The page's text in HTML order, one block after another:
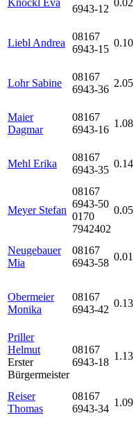
Knöckl Eva
6943-12
0.02
Liebl Andrea
08167
6943-15
0.10
Lohr Sabine
08167
6943-36
2.05
Maier
Dagmar
08167
6943-16
1.08
Mehl Erika
08167
6943-35
0.14
Meyer Stefan
08167
6943-50
0170
7942402
0.05
Neugebauer
Mia
08167
6943-58
0.01
Obermeier
Monika
08167
6943-42
0.13
Priller
Helmut
Erster
Bürgermeister
08167
6943-18
1.13
Reiser
Thomas
08167
6943-34
1.09